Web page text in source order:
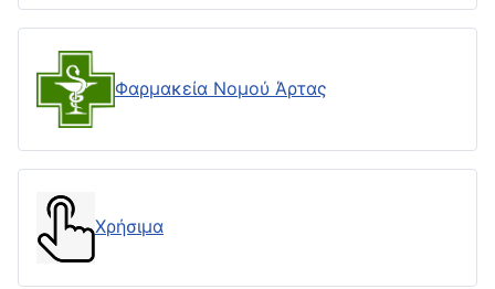
Φαρμακεία Νομού Άρτας
Χρήσιμα